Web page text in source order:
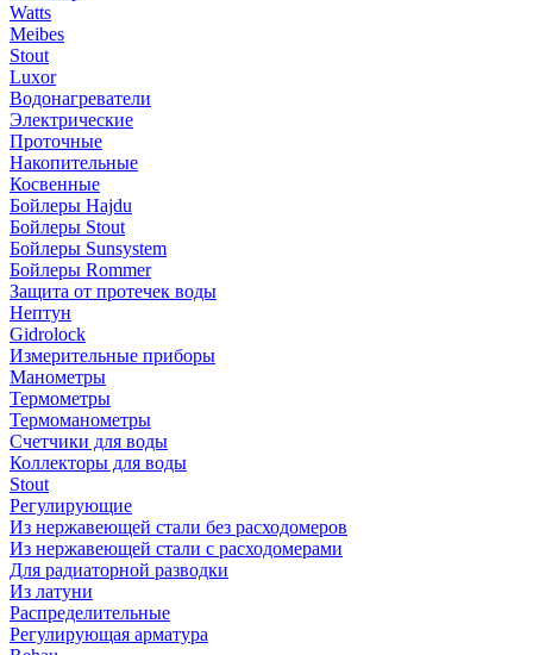
Watts
Meibes
Stout
Luxor
Водонагреватели
Электрические
Проточные
Накопительные
Косвенные
Бойлеры Hajdu
Бойлеры Stout
Бойлеры Sunsystem
Бойлеры Rommer
Защита от протечек воды
Нептун
Gidrolock
Измерительные приборы
Манометры
Термометры
Термоманометры
Счетчики для воды
Коллекторы для воды
Stout
Регулирующие
Из нержавеющей стали без расходомеров
Из нержавеющей стали с расходомерами
Для радиаторной разводки
Из латуни
Распределительные
Регулирующая арматура